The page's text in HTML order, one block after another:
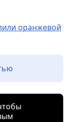
оранжевой